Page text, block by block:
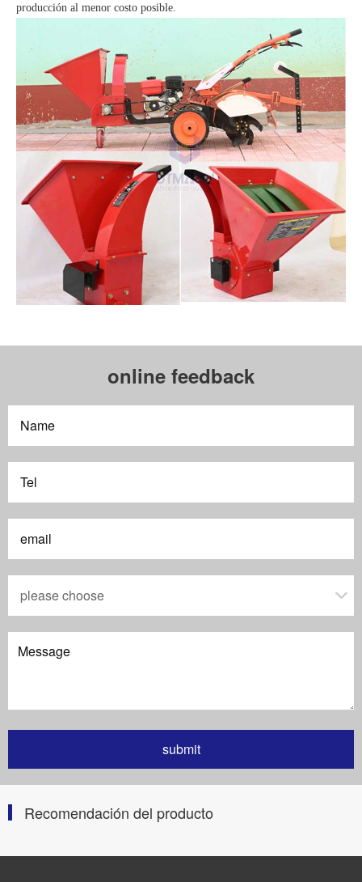
producción al menor costo posible.
online feedback
Recomendación del producto